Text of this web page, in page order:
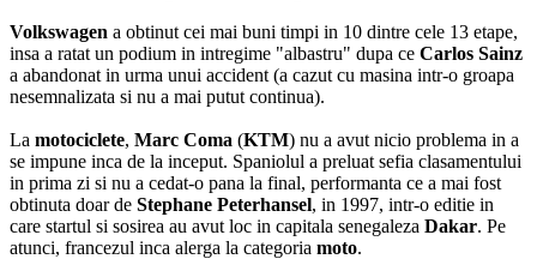
Volkswagen a obtinut cei mai buni timpi in 10 dintre cele 13 etape,
insa a ratat un podium in intregime "albastru" dupa ce Carlos Sainz
a abandonat in urma unui accident (a cazut cu masina intr-o groapa
nesemnalizata si nu a mai putut continua).
La motociclete, Marc Coma (KTM) nu a avut nicio problema in a
se impune inca de la inceput. Spaniolul a preluat sefia clasamentului
in prima zi si nu a cedat-o pana la final, performanta ce a mai fost
obtinuta doar de Stephane Peterhansel, in 1997, intr-o editie in
care startul si sosirea au avut loc in capitala senegaleza Dakar. Pe
atunci, francezul inca alerga la categoria moto.